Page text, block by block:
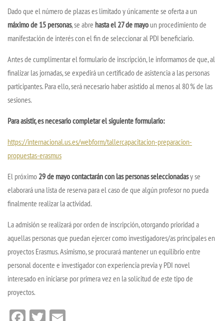
Dado que el número de plazas es limitado y únicamente se oferta a un
máximo de 15 personas, se abre hasta el 27 de mayoun procedimiento de
manifestación de interés con el fin de seleccionar al PDI beneficiario.
Antes de cumplimentar el formulario de inscripción, le informamos de que, al
finalizar las jornadas, se expedirá un certificado de asistencia a las personas
participantes. Para ello, será necesario haber asistido al menos al 80 % de las
sesiones.
Para asistir, es necesario completar el siguiente formulario:
https://internacional.us.es/webform/tallercapacitacion-preparacion-
propuestas-erasmus
El próximo 29 de mayo contactarán con las personas seleccionadasy se
elaborará una lista de reserva para el caso de que algún profesor no pueda
finalmente realizar la actividad.
La admisión se realizará por orden de inscripción, otorgando prioridad a
aquellas personas que puedan ejercer como investigadores/as principales en
proyectos Erasmus. Asimismo, se procurará mantener un equilibrio entre
personal docente e investigador con experiencia previa y PDI novel
interesado en iniciarse por primera vez en la solicitud de este tipo de
proyectos.
Facebook
Twitter